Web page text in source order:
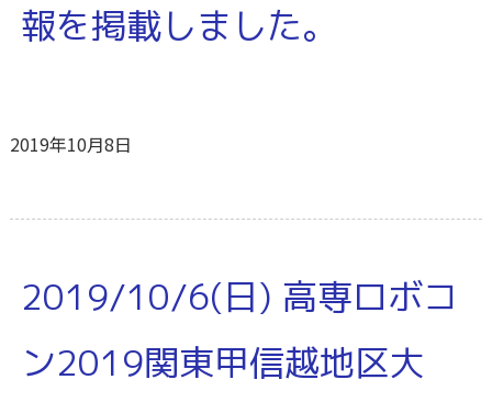
報を掲載しました。
2019年10月8日
2019/10/6(日) 高専ロボコ
ン2019関東甲信越地区大